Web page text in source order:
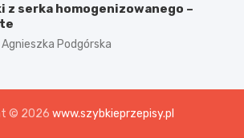
z serka homogenizowanego –
Agnieszka Podgórska
© 2026 www.szybkieprzepisy.pl